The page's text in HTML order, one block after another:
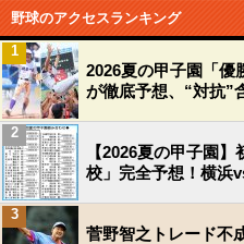
野球のアクセスランキング
2026夏の甲子園「優
が徹底予想、“対抗”
1
【2026夏の甲子園
校」完全予想！横浜
2
菅野智之トレード不
3